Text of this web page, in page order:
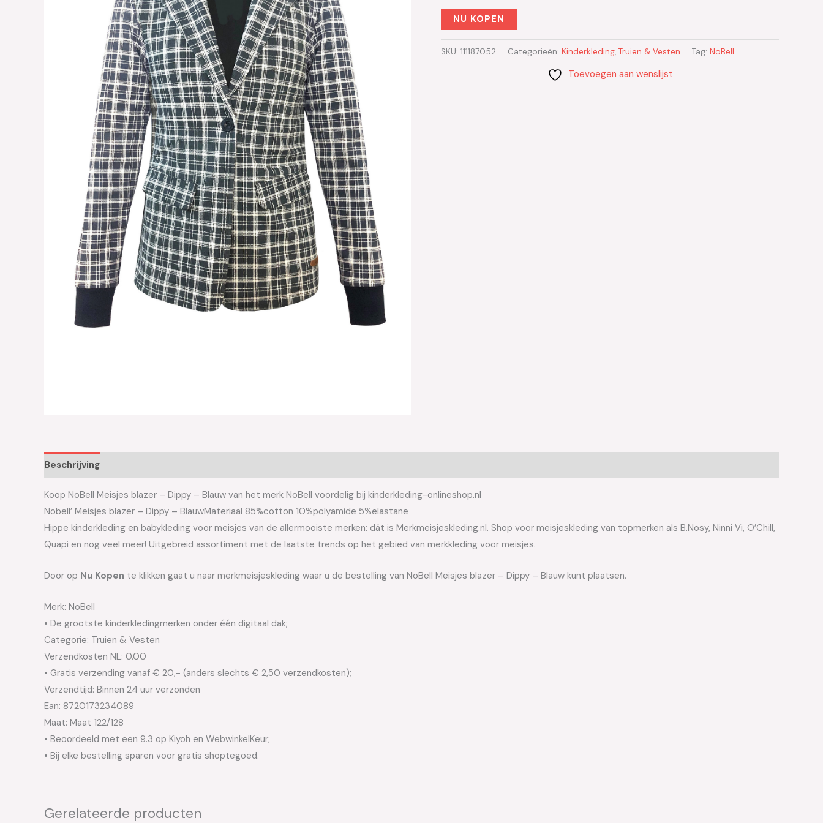
NU KOPEN
SKU: 111187052 Categorieën: Kinderkleding, Truien & Vesten Tag: NoBell
Toevoegen aan wenslijst
Beschrijving
Koop NoBell Meisjes blazer – Dippy – Blauw van het merk NoBell voordelig bij kinderkleding-onlineshop.nl
Nobell’ Meisjes blazer – Dippy – BlauwMateriaal 85%cotton 10%polyamide 5%elastane
Hippe kinderkleding en babykleding voor meisjes van de allermooiste merken: dát is Merkmeisjeskleding.nl. Shop voor meisjeskleding van topmerken als B.Nosy, Ninni Vi, O’Chill,
Quapi en nog veel meer! Uitgebreid assortiment met de laatste trends op het gebied van merkkleding voor meisjes.
Door op Nu Kopen te klikken gaat u naar merkmeisjeskleding waar u de bestelling van NoBell Meisjes blazer – Dippy – Blauw kunt plaatsen.
Merk: NoBell
• De grootste kinderkledingmerken onder één digitaal dak;
Categorie: Truien & Vesten
Verzendkosten NL: 0.00
• Gratis verzending vanaf € 20,- (anders slechts € 2,50 verzendkosten);
Verzendtijd: Binnen 24 uur verzonden
Ean: 8720173234089
Maat: Maat 122/128
• Beoordeeld met een 9.3 op Kiyoh en WebwinkelKeur;
• Bij elke bestelling sparen voor gratis shoptegoed.
Gerelateerde producten